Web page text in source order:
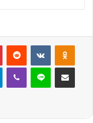
PinterestReddit VKontakte
TelegramViber Line E-Posta ile